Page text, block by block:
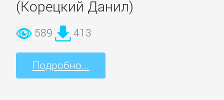
(Корецкий Данил)
589 413
Подробно...
Контакт
Карта
сайта